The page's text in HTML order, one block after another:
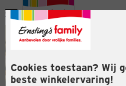
Cookies toestaan? Wij
beste winkelervaring!
Menu